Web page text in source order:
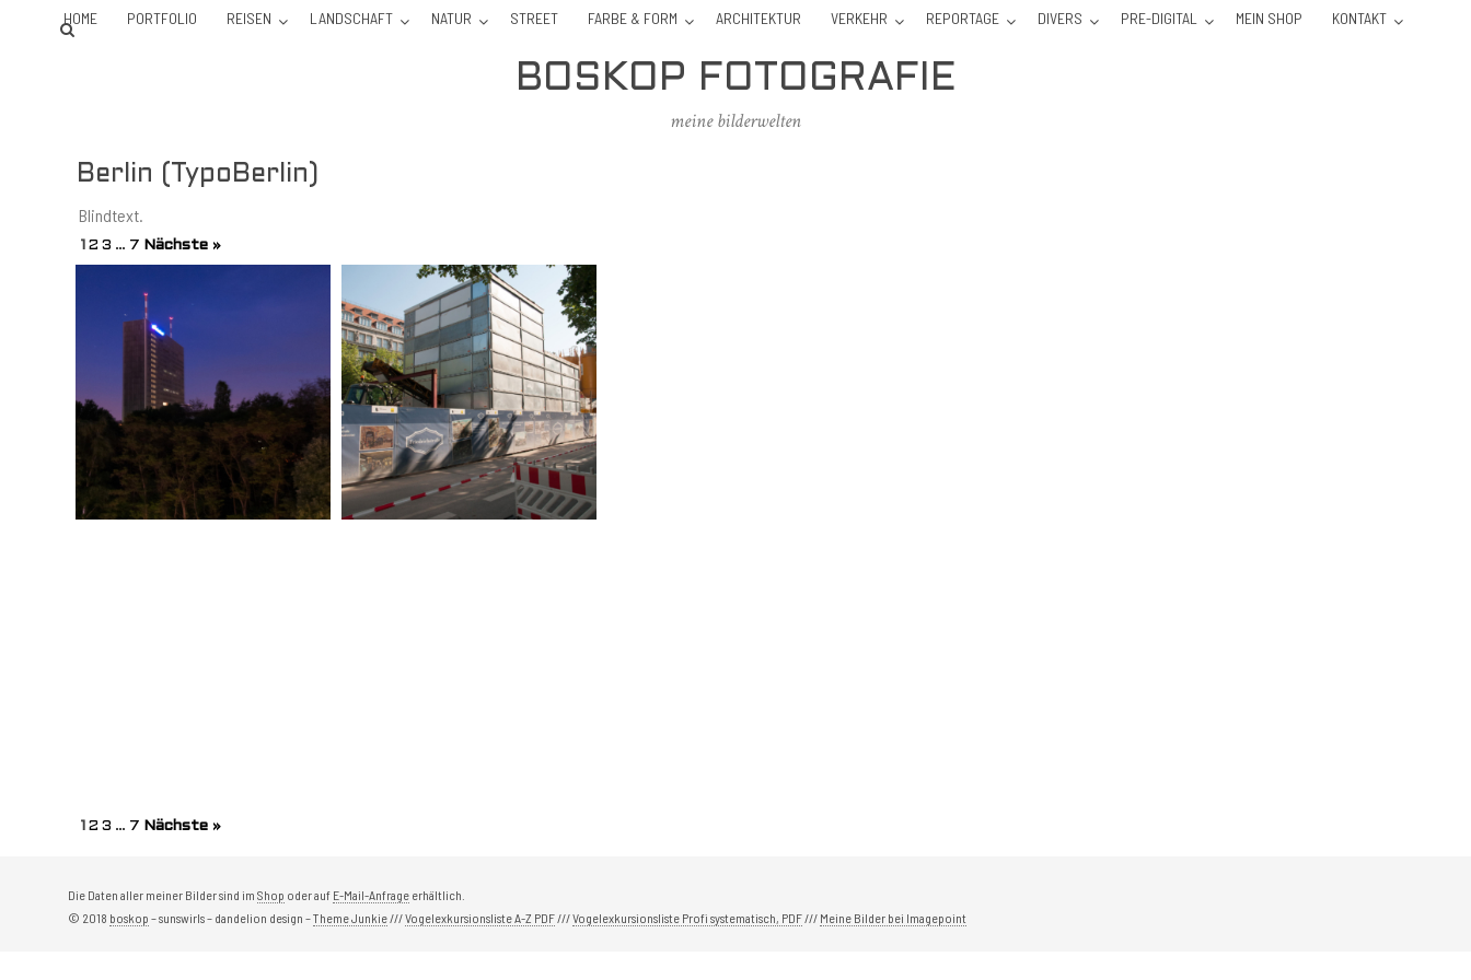
HOME PORTFOLIO REISEN LANDSCHAFT NATUR STREET FARBE & FORM ARCHITEKTUR VERKEHR REPORTAGE DIVERS PRE-DIGITAL MEIN SHOP KONTAKT
BOSKOP FOTOGRAFIE
meine bilderwelten
Berlin (TypoBerlin)
Blindtext.
1 2 3 … 7 Nächste »
1 2 3 … 7 Nächste »
Die Daten aller meiner Bilder sind im Shop oder auf E-Mail-Anfrage erhältlich.
© 2018 boskop – sunswirls – dandelion design –Theme Junkie///Vogelexkursionsliste A-Z PDF///Vogelexkursionsliste Profi systematisch, PDF/// Meine Bilder bei Imagepoint